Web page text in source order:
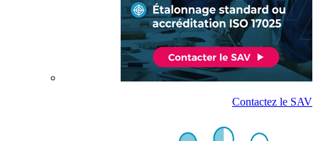
Contactez le SAV